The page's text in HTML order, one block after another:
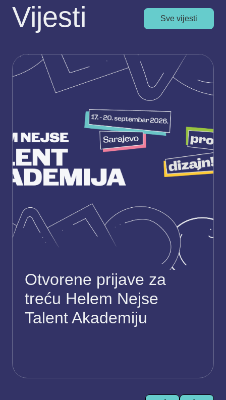
Vijesti Sve vijesti
Otvorene prijave za
treću Helem Nejse
Talent Akademiju